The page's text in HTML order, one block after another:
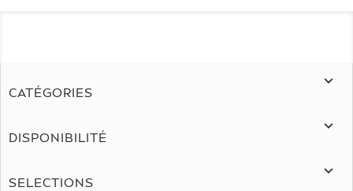
CATÉGORIES

DISPONIBILITÉ

SELECTIONS
